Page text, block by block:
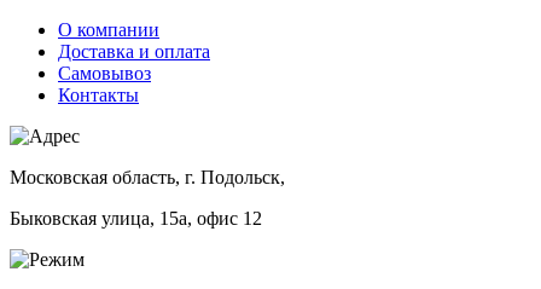
О компании
Доставка и оплата
Самовывоз
Контакты
Московская область, г. Подольск,
Быковская улица, 15а, офис 12